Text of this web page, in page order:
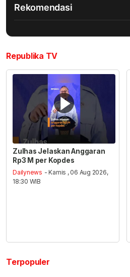
Rekomendasi
Republika TV
Zulhas Jelaskan Anggaran
Rp3 M per Kopdes
Dailynews - Kamis , 06 Aug 2026,
18:30 WIB
Terpopuler